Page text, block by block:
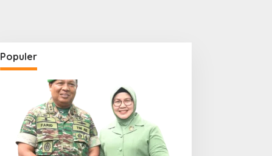
Populer